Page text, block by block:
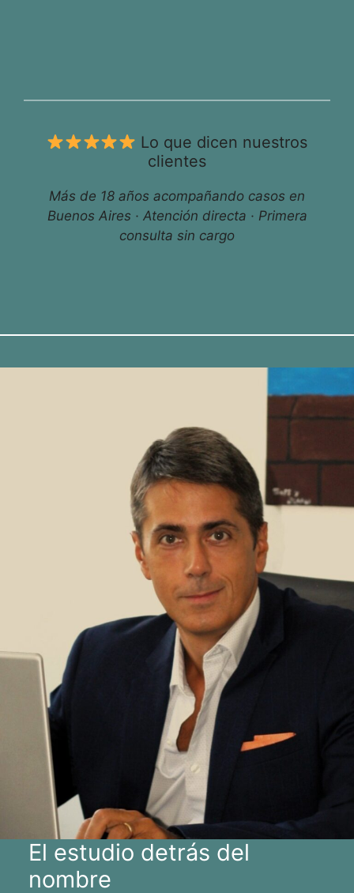
Lo que dicen nuestros
clientes
Más de 18 años acompañando casos en
Buenos Aires · Atención directa · Primera
consulta sin cargo
El estudio detrás del
nombre